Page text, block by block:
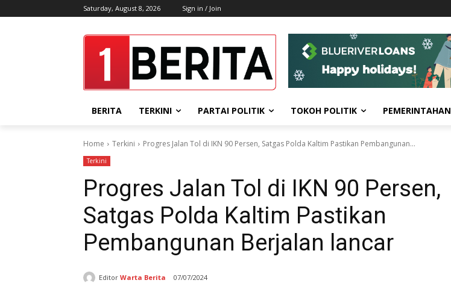
Saturday, August 8, 2026 Sign in / Join
BERITA TERKINI PARTAI POLITIK TOKOH POLITIK PEMERINTAHAN
Home Terkini Progres Jalan Tol di IKN 90 Persen, Satgas Polda Kaltim Pastikan Pembangunan...
Terkini
Progres Jalan Tol di IKN 90 Persen,
Satgas Polda Kaltim Pastikan
Pembangunan Berjalan lancar
Editor Warta Berita 07/07/2024